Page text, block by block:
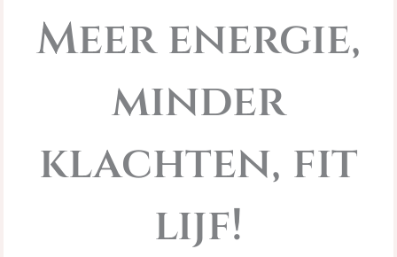
Meer energie,
minder
klachten, fit
lijf!